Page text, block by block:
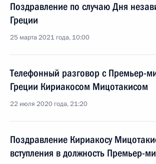
Поздравление по случаю Дня
Греции
25 марта 2021 года, 10:00
Телефонный разговор с Премьер-
Греции Кириакосом Мицотакисом
22 июля 2020 года, 21:20
Поздравление Кириакосу
вступления в должность Премьер-